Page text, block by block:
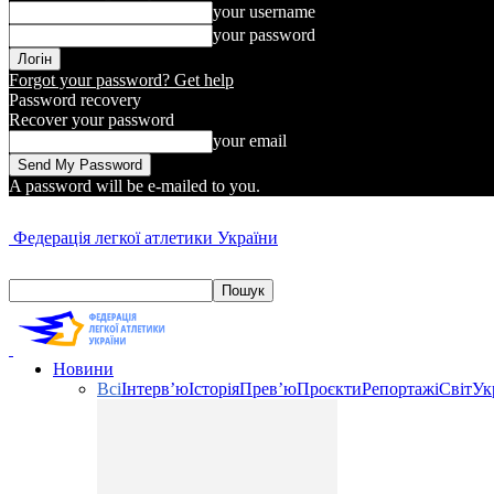
your username
your password
Forgot your password? Get help
Password recovery
Recover your password
your email
A password will be e-mailed to you.
Федерація легкої атлетики України
Новини
ВсіІнтерв’юІсторіяПрев’юПроєктиРепортажіСвіт